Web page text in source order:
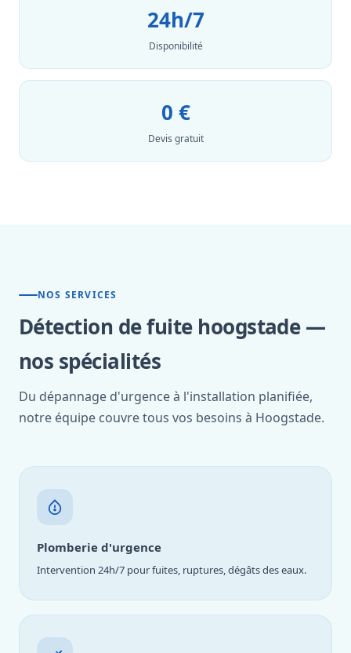
24h/7
Disponibilité
0 €
Devis gratuit
NOS SERVICES
Détection de fuite hoogstade —
nos spécialités
Du dépannage d'urgence à l'installation planifiée,
notre équipe couvre tous vos besoins à Hoogstade.
Plomberie d'urgence
Intervention 24h/7 pour fuites, ruptures, dégâts des eaux.